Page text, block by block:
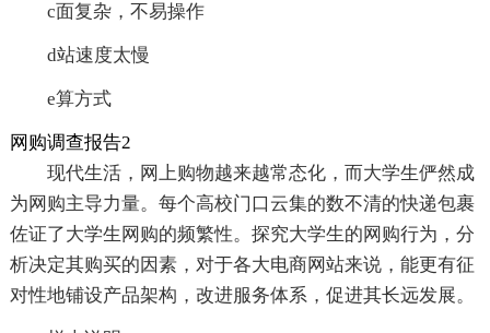
c面复杂，不易操作
d站速度太慢
e算方式
网购调查报告2
现代生活，网上购物越来越常态化，而大学生俨然成
为网购主导力量。每个高校门口云集的数不清的快递包裹
佐证了大学生网购的频繁性。探究大学生的网购行为，分
析决定其购买的因素，对于各大电商网站来说，能更有征
对性地铺设产品架构，改进服务体系，促进其长远发展。